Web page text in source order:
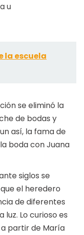
u
la escuela
se eliminó la
de bodas y
así, la fama de
boda con Juana
siglos se
el heredero
de diferentes
Lo curioso es
partir de María